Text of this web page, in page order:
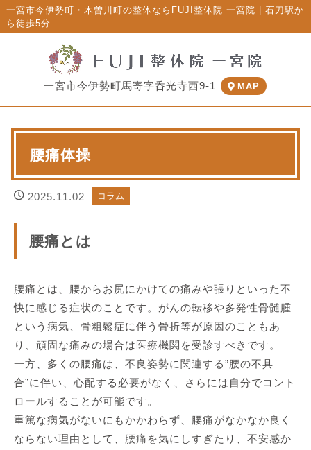
一宮市今伊勢町・木曽川町の整体ならFUJI整体院 一宮院 | 石刀駅か
ら徒歩5分
一宮市今伊勢町馬寄字呑光寺西9-1 MAP
腰痛体操
2025.11.02 コラム
腰痛とは
腰痛とは、腰からお尻にかけての痛みや張りといった不
快に感じる症状のことです。がんの転移や多発性骨髄腫
という病気、骨粗鬆症に伴う骨折等が原因のこともあ
り、頑固な痛みの場合は医療機関を受診すべきです。
一方、多くの腰痛は、不良姿勢に関連する”腰の不具
合”に伴い、心配する必要がなく、さらには自分でコント
ロールすることが可能です。
重篤な病気がないにもかかわらず、腰痛がなかなか良く
ならない理由として、腰痛を気にしすぎたり、不安感か